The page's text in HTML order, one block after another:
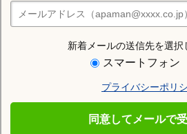
新着メールの送信先を選択
スマートフォン
プライバシーポリ
同意してメールで
住みたい街の店舗を探す
店舗検索
住む街研究所で田川郡大任町の情